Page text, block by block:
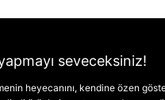
seveceksiniz!
heyecanını, kendine özen